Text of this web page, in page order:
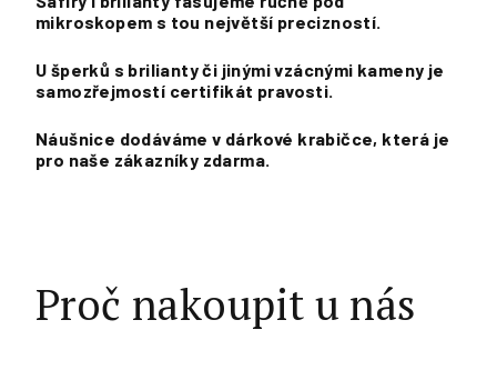
mikroskopem s tou největší precizností.
U šperků s brilianty či jinými vzácnými kameny je
samozřejmostí certifikát pravosti.
Náušnice dodáváme v dárkové krabičce, která je
pro naše zákazníky zdarma.
Proč nakoupit u nás